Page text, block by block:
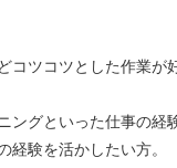
コツコツとした作業が
ングといった仕事の経
験を活かしたい方。